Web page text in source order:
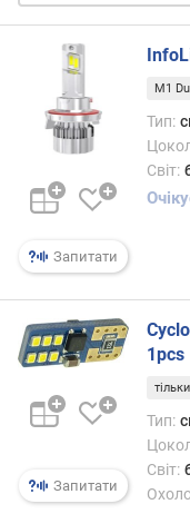
)
д
в
и
е
я
р
а
і
с
ь
(
Запитати
M1
Тип:
Світ:
Запитати
1pcs
Тип:
Світ: